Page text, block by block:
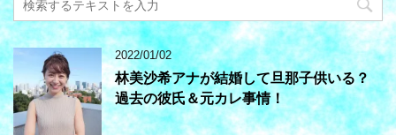
2022/01/02
林美沙希アナが結婚して旦那子供いる？
過去の彼氏＆元カレ事情！